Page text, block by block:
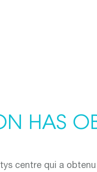
HAS
centre qui a